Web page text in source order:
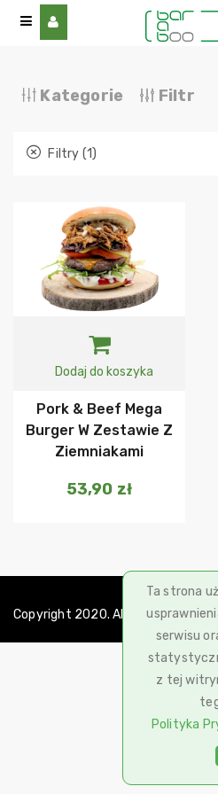
Ta strona
serwisu
z tej
Polityka
Kategorie Filtr
Filtry (1)
Dodaj do koszyka
Pork & Beef Mega
Burger W Zestawie Z
Ziemniakami
53,90 zł
Copyright 2020. All rights